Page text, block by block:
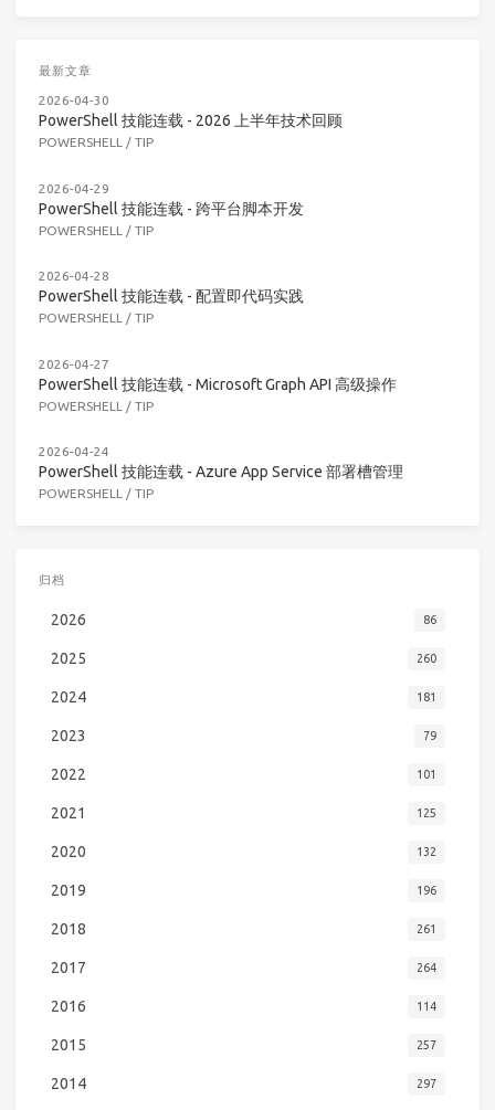
最新文章
2026-04-30
PowerShell 技能连载 - 2026 上半年技术回顾
POWERSHELL / TIP
2026-04-29
PowerShell 技能连载 - 跨平台脚本开发
POWERSHELL / TIP
2026-04-28
PowerShell 技能连载 - 配置即代码实践
POWERSHELL / TIP
2026-04-27
PowerShell 技能连载 - Microsoft Graph API 高级操作
POWERSHELL / TIP
2026-04-24
PowerShell 技能连载 - Azure App Service 部署槽管理
POWERSHELL / TIP
归档
2026 86
2025 260
2024 181
2023 79
2022 101
2021 125
2020 132
2019 196
2018 261
2017 264
2016 114
2015 257
2014 297